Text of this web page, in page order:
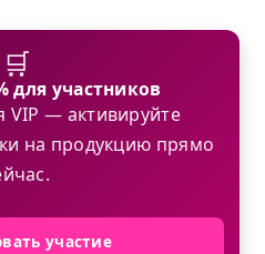
🛒
для участников
VIP — активируйте
на продукцию прямо
участие